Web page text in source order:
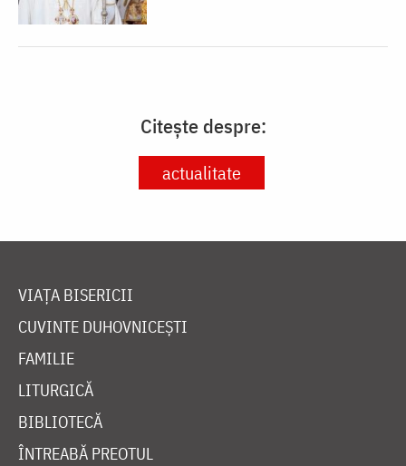
Citește despre:
actualitate
VIAȚA BISERICII
CUVINTE DUHOVNICEȘTI
FAMILIE
LITURGICĂ
BIBLIOTECĂ
ÎNTREABĂ PREOTUL